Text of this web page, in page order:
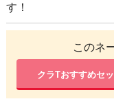
す！
このネ
クラTおすすめセ